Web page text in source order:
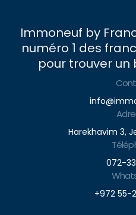
Immoneuf by
numéro 1 des
pour trouver un
Harekhavim 3,
072-
+972 55-